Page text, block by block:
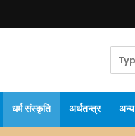
धर्म संस्कृति अर्थतन्त्र अन्य